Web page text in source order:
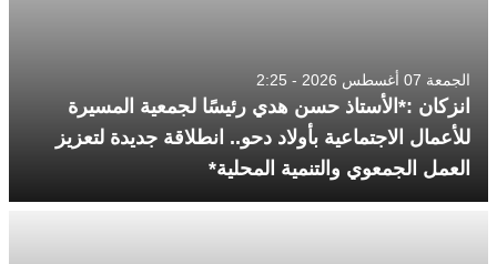
الجمعة 07 أغسطس 2026 - 2:25
انزكان :*الأستاذ حسن هدي رئيسًا لجمعية المسيرة
للأعمال الاجتماعية بأولاد دحو.. انطلاقة جديدة لتعزيز
العمل الجمعوي والتنمية المحلية*